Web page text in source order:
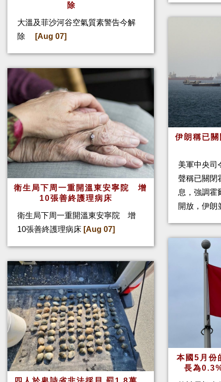
除
大溫及菲沙河谷空氣質素警告今解
除
[Aug 07]
衛生局下周一重開溫東安寧院 增
10張善終護理病床
衛生局下周一重開溫東安寧院 增
10張善終護理病床 [Aug 07]
伊朗稱已
美軍中央司
聲稱已關閉
息，強調霍
開放，伊
本國5月份
長為